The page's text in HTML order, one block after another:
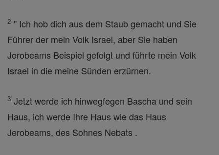
2 " Ich hob dich aus dem Staub gemacht und Sie
Führer der mein Volk Israel, aber Sie haben
Jerobeams Beispiel gefolgt und führte mein Volk
Israel in die meine Sünden erzürnen.
3 Jetzt werde ich hinwegfegen Bascha und sein
Haus, ich werde Ihre Haus wie das Haus
Jerobeams, des Sohnes Nebats .